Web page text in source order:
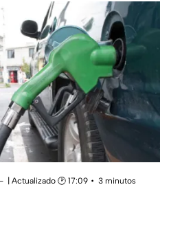
| Actualizado 🕑 17:09
3 minutos